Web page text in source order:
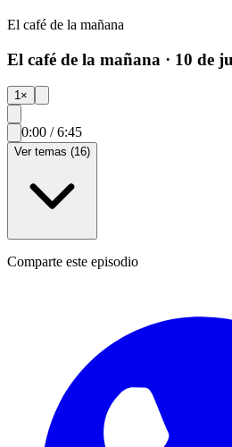
El café de la mañana
El café de la mañana · 10 de
1×
0:00 /6:45
Ver temas (16)
Comparte este episodio